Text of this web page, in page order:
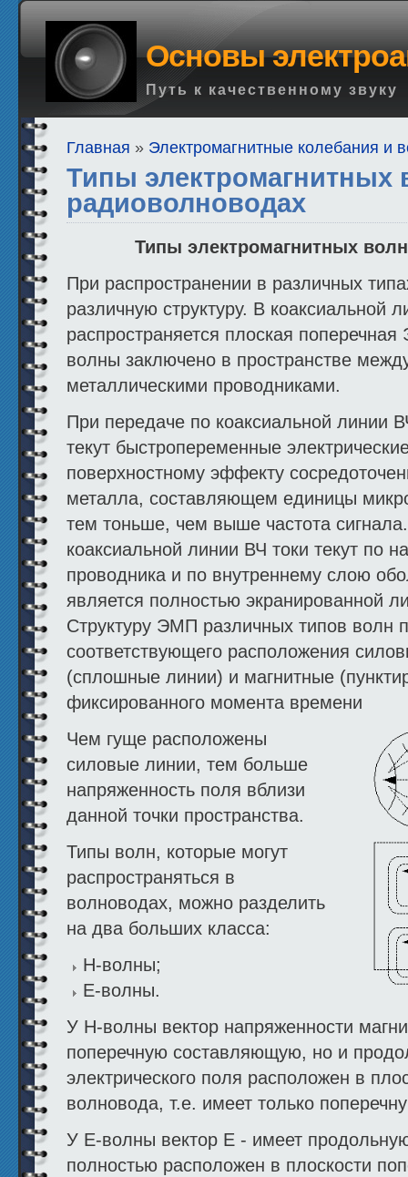
Основы
Путь к качественному звуку
Главная » Электромагнитные колебания и
Типы электромагнитных
радиоволноводах
Типы электромагнитных
При распространении в различных
различную структуру. В коаксиальной
распространяется плоская
волны заключено в пространстве
металлическими проводниками.
При передаче по коаксиальной линии
текут быстропеременные
поверхностному эффекту
металла, составляющем единицы
тем тоньше, чем выше частота
коаксиальной линии ВЧ токи текут по
проводника и по внутреннему слою
является полностью экранированной
Структуру ЭМП различных типов волн
соответствующего расположения
(сплошные линии) и магнитные
фиксированного момента времени
Чем гуще расположены
силовые линии, тем больше
напряженность поля вблизи
данной точки пространства.
Типы волн, которые могут
распространяться в
волноводах, можно разделить
на два больших класса:
H-волны;
E-волны.
У H-волны вектор напряженности
поперечную составляющую, но и
электрического поля расположен в
волновода, т.е. имеет только
У Е-волны вектор Е - имеет
полностью расположен в плоскости